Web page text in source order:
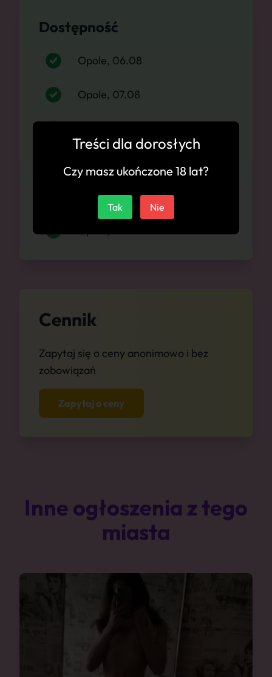
Dostępność
Opole, 06.08
Opole, 07.08
Opole, 10.08
Cennik
Zapytaj się o ceny anonimowo i bez
zobowiązań
Zapytaj o ceny
Inne ogłoszenia z tego
miasta
Treści dla dorosłych
Czy masz ukończone 18 lat?
Tak Nie